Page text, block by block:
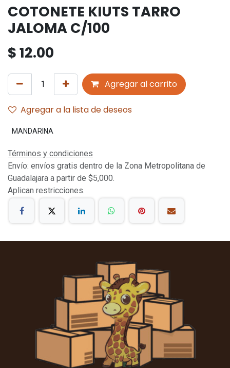
COTONETE KIUTS TARRO
JALOMA C/100
$12.00
Agregar al carrito
Agregar a la lista de deseos
MANDARINA
Términos y condiciones
Envío: envíos gratis dentro de la Zona Metropolitana de
Guadalajara a partir de $5,000.
Aplican restricciones.